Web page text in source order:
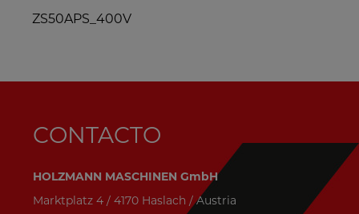
BS125M_230V
CONTACTO
HOLZMANN MASCHINEN GmbH
Marktplatz 4 / 4170 Haslach / Austria